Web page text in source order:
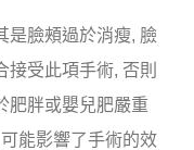
是臉頰過於消瘦, 臉
接受此項手術, 否則
肥胖或嬰兒肥嚴重
能影響了手術的效